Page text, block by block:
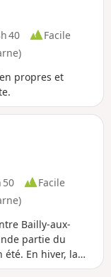
40
Facile
propres et
50
Facile
Bailly-aux-
partie du
En hiver, la